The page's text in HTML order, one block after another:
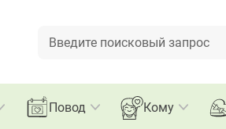
Повод Кому